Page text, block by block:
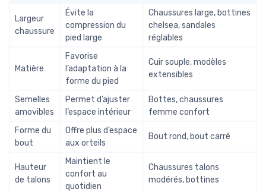
Largeur
chaussure
Évite la
compression du
pied large
Chaussures large, bottines
chelsea, sandales
réglables
Matière
Favorise
l’adaptation à la
forme du pied
Cuir souple, modèles
extensibles
Semelles
amovibles
Permet d’ajuster
l’espace intérieur
Bottes, chaussures
femme confort
Forme du
bout
Offre plus d’espace
aux orteils
Bout rond, bout carré
Hauteur
de talons
Maintient le
confort au
quotidien
Chaussures talons
modérés, bottines